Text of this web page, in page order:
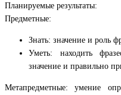
Планируемые результаты:
Предметные:
Знать: значение и роль
Уметь: находить
значение и правильно
Метапредметные: умение